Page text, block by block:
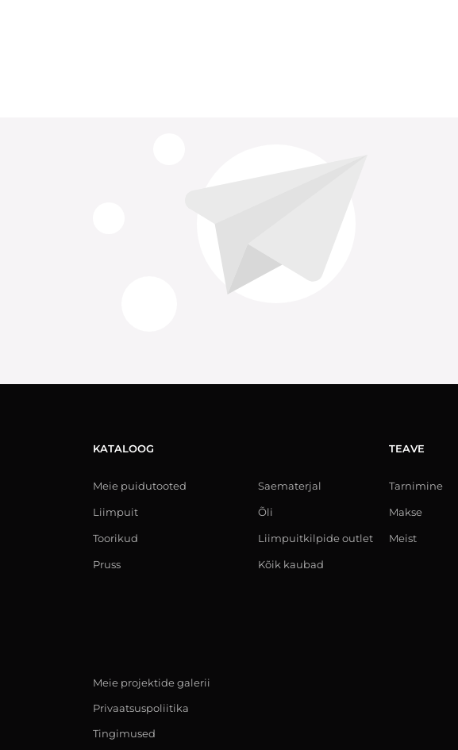
KATALOOG
Meie puidutooted
Liimpuit
Toorikud
Pruss
Saematerjal
Õli
Liimpuitkilpide outlet
Kõik kaubad
TEAVE
Tarnimine
Makse
Meist
Meie projektide galerii
Privaatsuspoliitika
Tingimused